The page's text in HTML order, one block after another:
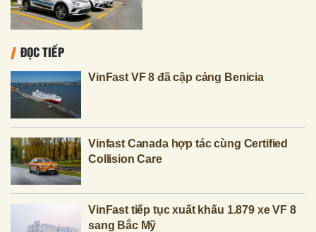
ĐỌC TIẾP
VinFast VF 8 đã cập cảng Benicia
Vinfast Canada hợp tác cùng Certified
Collision Care
VinFast tiếp tục xuất khấu 1.879 xe VF 8
sang Bắc Mỹ